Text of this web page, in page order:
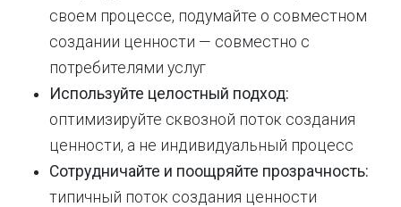
своем процессе, подумайте о совместном
создании ценности — совместно с
потребителями услуг
Используйте целостный подход:
оптимизируйте сквозной поток создания
ценности, а не индивидуальный процесс
Сотрудничайте и поощряйте прозрачность:
типичный поток создания ценности